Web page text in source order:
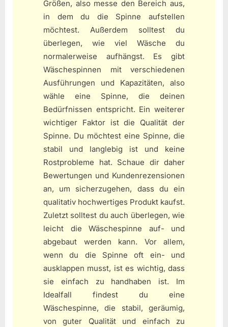
Größen, also messe den Bereich aus,
in dem du die Spinne aufstellen
möchtest. Außerdem solltest du
überlegen, wie viel Wäsche du
normalerweise aufhängst. Es gibt
Wäschespinnen mit verschiedenen
Ausführungen und Kapazitäten, also
wähle eine Spinne, die deinen
Bedürfnissen entspricht. Ein weiterer
wichtiger Faktor ist die Qualität der
Spinne. Du möchtest eine Spinne, die
stabil und langlebig ist und keine
Rostprobleme hat. Schaue dir daher
Bewertungen und Kundenrezensionen
an, um sicherzugehen, dass du ein
qualitativ hochwertiges Produkt kaufst.
Zuletzt solltest du auch überlegen, wie
leicht die Wäschespinne auf- und
abgebaut werden kann. Vor allem,
wenn du die Spinne oft ein- und
ausklappen musst, ist es wichtig, dass
sie einfach zu handhaben ist. Im
Idealfall findest du eine
Wäschespinne, die stabil, geräumig,
von guter Qualität und einfach zu